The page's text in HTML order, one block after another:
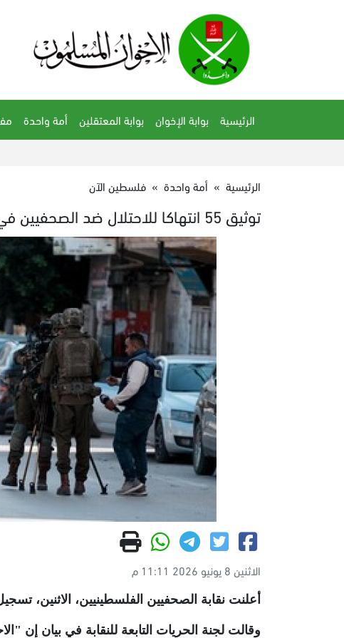
الرئيسية بوابة الإخوان بوابة المعتقلين أمة واحدة
الرئيسية » أمة واحدة » فلسطين الآن
توثيق 55 انتهاكا للاحتلال ضد الصحفيين في مايو
الاثنين 8 يونيو 2026 11:11 م
أعلنت نقابة الصحفيين الفلسطينيين، الاثنين، تسجيل 55 انتهاكا للاحتلال الصهيوني بحق كوادرها خلال مايو
وقالت لجنة الحريات التابعة للنقابة في بيان إن